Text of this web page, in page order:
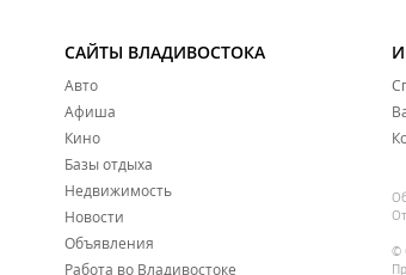
САЙТЫ ВЛАДИВОСТОКА
Авто
Афиша
Кино
Базы отдыха
Недвижимость
Новости
Объявления
Работа во Владивостоке
©